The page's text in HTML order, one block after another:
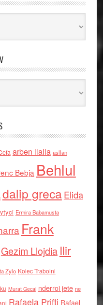
arben llalla asllan
Bebja Behlul
dalip grecaElida
Ermira Babamusta
Frank
Gezim Llojdia Ilir
Zylo Kolec Traboini
Murat Gecaj nderroi jete ne
Rafaela Prifti Rafael